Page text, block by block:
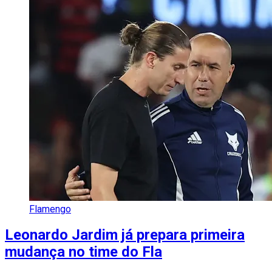
Flamengo
Leonardo Jardim já prepara primeira
mudança no time do Fla